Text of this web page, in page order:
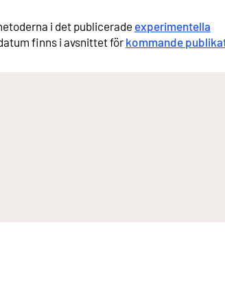
i det publicerade experimentella
finns i avsnittet för kommande